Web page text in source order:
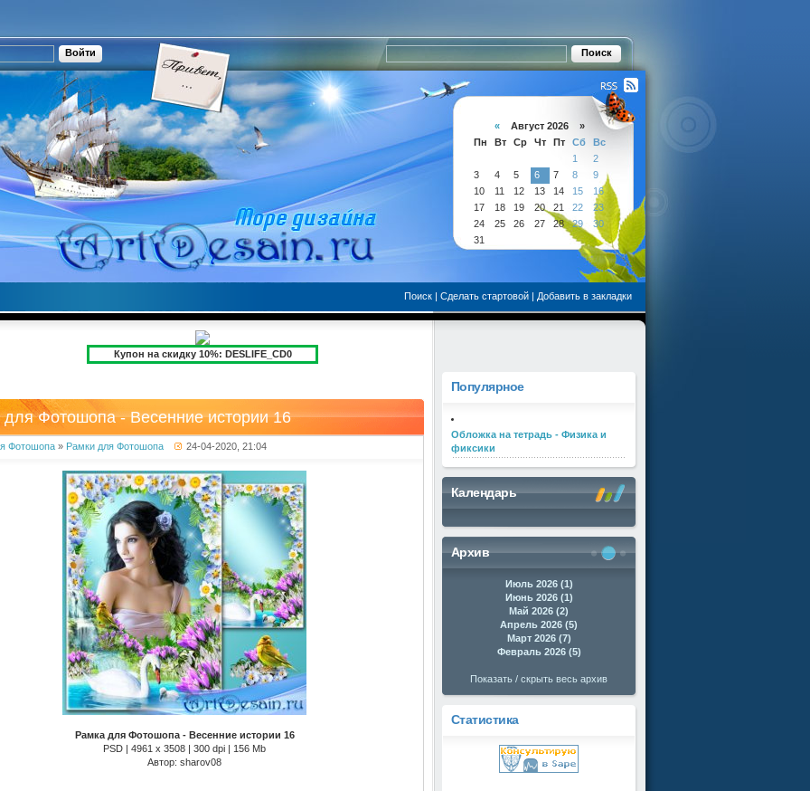
« Август 2026 »
Пн
Вт Ср Чт Пт Сб
Вс
1
2
3
4 5 6 7 8
9
10
11 12 13 14 15
16
17
18 19 20 21 22
23
24
25 26 27 28 29
30
31
Поиск | Сделать стартовой | Добавить в закладки
Купон на скидку 10%: DESLIFE_CD0
для Фотошопа - Весенние истории 16
Фотошопа » Рамки для Фотошопа 24-04-2020, 21:04
Рамка для Фотошопа - Весенние истории 16
PSD | 4961 х 3508 | 300 dpi | 156 Mb
Автор: sharov08
Популярное
Обложка на тетрадь - Физика и
фиксики
Календарь
Архив
Июль 2026 (1)
Июнь 2026 (1)
Май 2026 (2)
Апрель 2026 (5)
Март 2026 (7)
Февраль 2026 (5)
Показать / скрыть весь архив
Статистика